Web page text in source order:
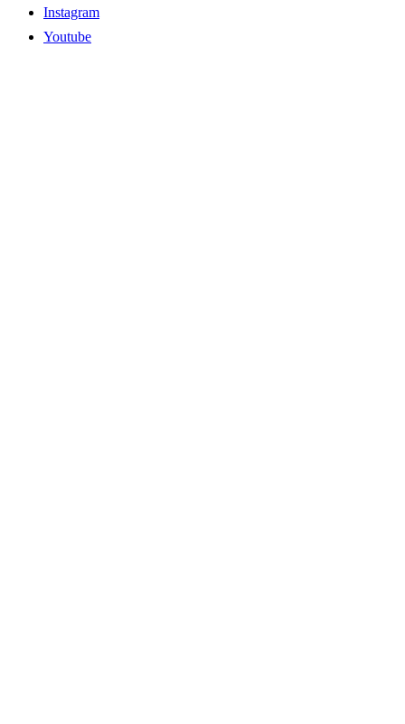
Instagram
Youtube